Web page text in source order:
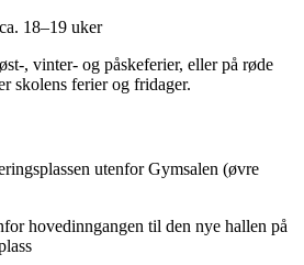
ca. 18–19 uker
, vinter- og påskeferier, eller på røde
skolens ferier og fridager.
utenfor Gymsalen (øvre
hovedinngangen til den nye hallen på